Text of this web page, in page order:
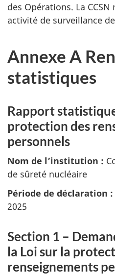
des Opérations. La
activité de surveillance
Annexe A
statistiques
Rapport
protection des
personnels
Nom de l’institution :
de sûreté nucléaire
Période de déclaration :
2025
Section 1 –
la Loi sur la
renseignements